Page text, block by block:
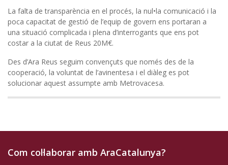
La falta de transparència en el procés, la nul•la comunicació i la
poca capacitat de gestió de l’equip de govern ens portaran a
una situació complicada i plena d’interrogants que ens pot
costar a la ciutat de Reus 20M€.
Des d’Ara Reus seguim convençuts que només des de la
cooperació, la voluntat de l’avinentesa i el diàleg es pot
solucionar aquest assumpte amb Metrovacesa.
Com col·laborar amb AraCatalunya?